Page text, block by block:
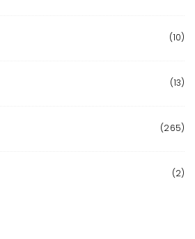
(10)
(13)
(265)
(2)